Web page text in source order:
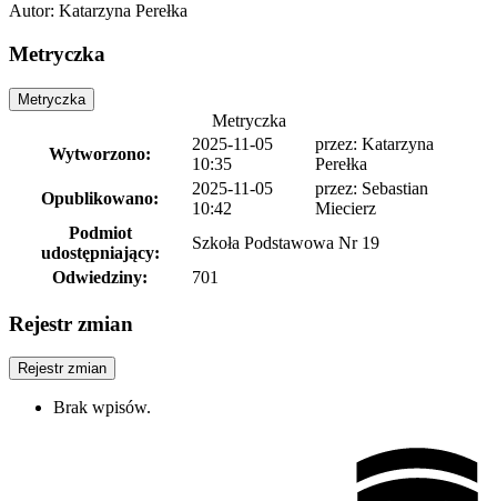
Autor: Katarzyna Perełka
Metryczka
Metryczka
Metryczka
Wytworzono:
2025-11-05
10:35
przez: Katarzyna
Perełka
Opublikowano:
2025-11-05
10:42
przez: Sebastian
Miecierz
Podmiot
udostępniający:
Szkoła Podstawowa Nr 19
Odwiedziny:
701
Rejestr zmian
Rejestr zmian
Brak wpisów.